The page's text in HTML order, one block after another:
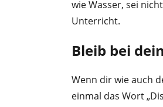
wie Wasser, sei
Unterricht.
Bleib bei
Wenn dir wie auch
einmal das Wort